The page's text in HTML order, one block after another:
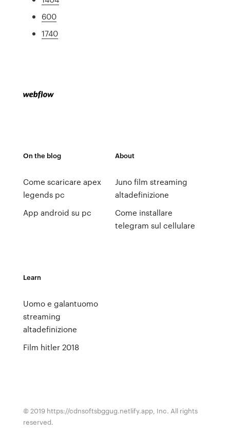
600
1740
On the blog
Come scaricare apex
legends pc
App android su pc
About
Juno film streaming
altadefinizione
Come installare
telegram sul cellulare
Learn
Uomo e galantuomo
streaming
altadefinizione
Film hitler 2018
© 2019 https://cdnsoftsbggug.netlify.app, Inc. All rights
reserved.